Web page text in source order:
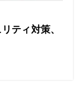
ティ対策、